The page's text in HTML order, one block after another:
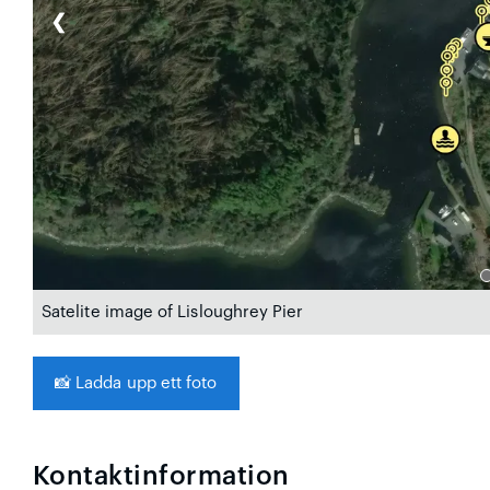
❮
Satelite image of Lisloughrey Pier
📸 Ladda upp ett foto
Kontaktinformation